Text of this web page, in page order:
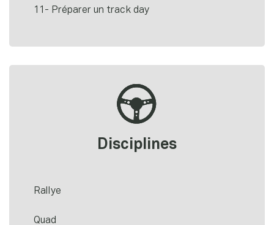
11- Préparer un track day
Disciplines
Rallye
Quad